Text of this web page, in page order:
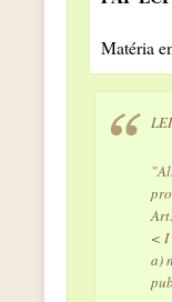
Matéria
< I
a)